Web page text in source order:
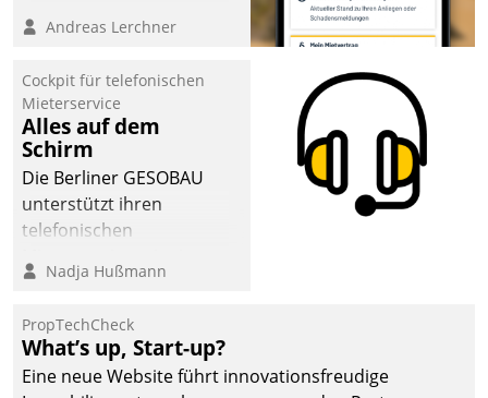
Wohnungsunternehmen
kommunizieren, auf dem
einsehen und ändern
oder
Schadensmeldungen
abgeben – rund um die
Uhr.
Andreas Lerchner
Cockpit für telefonischen
Mieterservice
Alles auf dem
Schirm
Die Berliner GESOBAU
unterstützt ihren
telefonischen
digitalen Cockpit, das
passende Fragen und
Schlagworte auswirft.
Eine intuitive
Nadja Hußmann
PropTechCheck
What’s up, Start-up?
Eine neue Website führt innovationsfreudige